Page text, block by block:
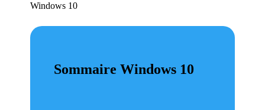
Windows 10
Sommaire Windows 10